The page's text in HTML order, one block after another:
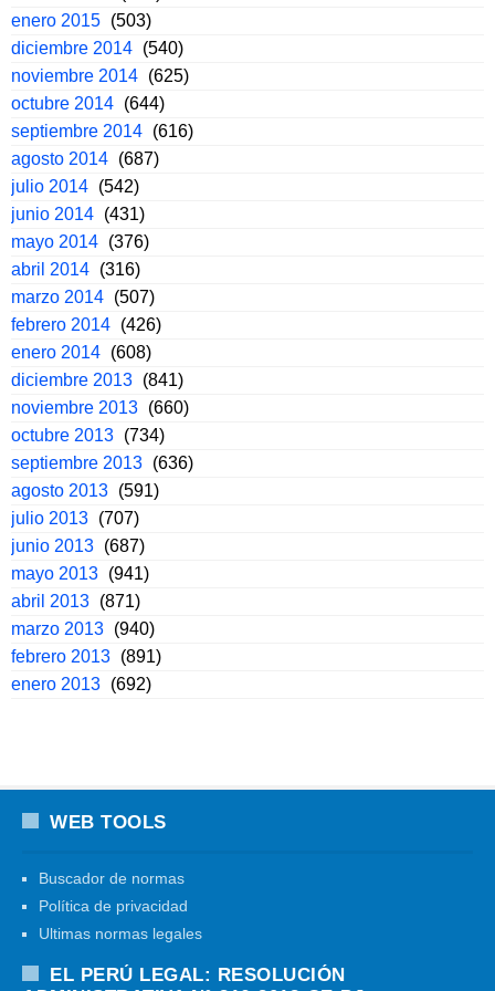
enero 2015 (503)
diciembre 2014 (540)
noviembre 2014 (625)
octubre 2014 (644)
septiembre 2014 (616)
agosto 2014 (687)
julio 2014 (542)
junio 2014 (431)
mayo 2014 (376)
abril 2014 (316)
marzo 2014 (507)
febrero 2014 (426)
enero 2014 (608)
diciembre 2013 (841)
noviembre 2013 (660)
octubre 2013 (734)
septiembre 2013 (636)
agosto 2013 (591)
julio 2013 (707)
junio 2013 (687)
mayo 2013 (941)
abril 2013 (871)
marzo 2013 (940)
febrero 2013 (891)
enero 2013 (692)
WEB TOOLS
Buscador de normas
Política de privacidad
Ultimas normas legales
EL PERÚ LEGAL: RESOLUCIÓN